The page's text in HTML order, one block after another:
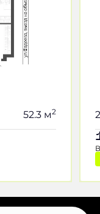
52.3 м2